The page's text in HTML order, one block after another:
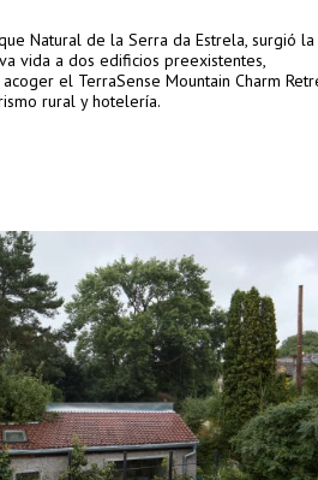
Natural de la Serra da Estrela, surgió la
vida a dos edificios preexistentes,
el TerraSense Mountain Charm
rural y hotelería.